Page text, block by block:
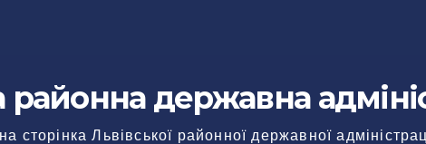
районна державна
сторінка Львівської районної державної